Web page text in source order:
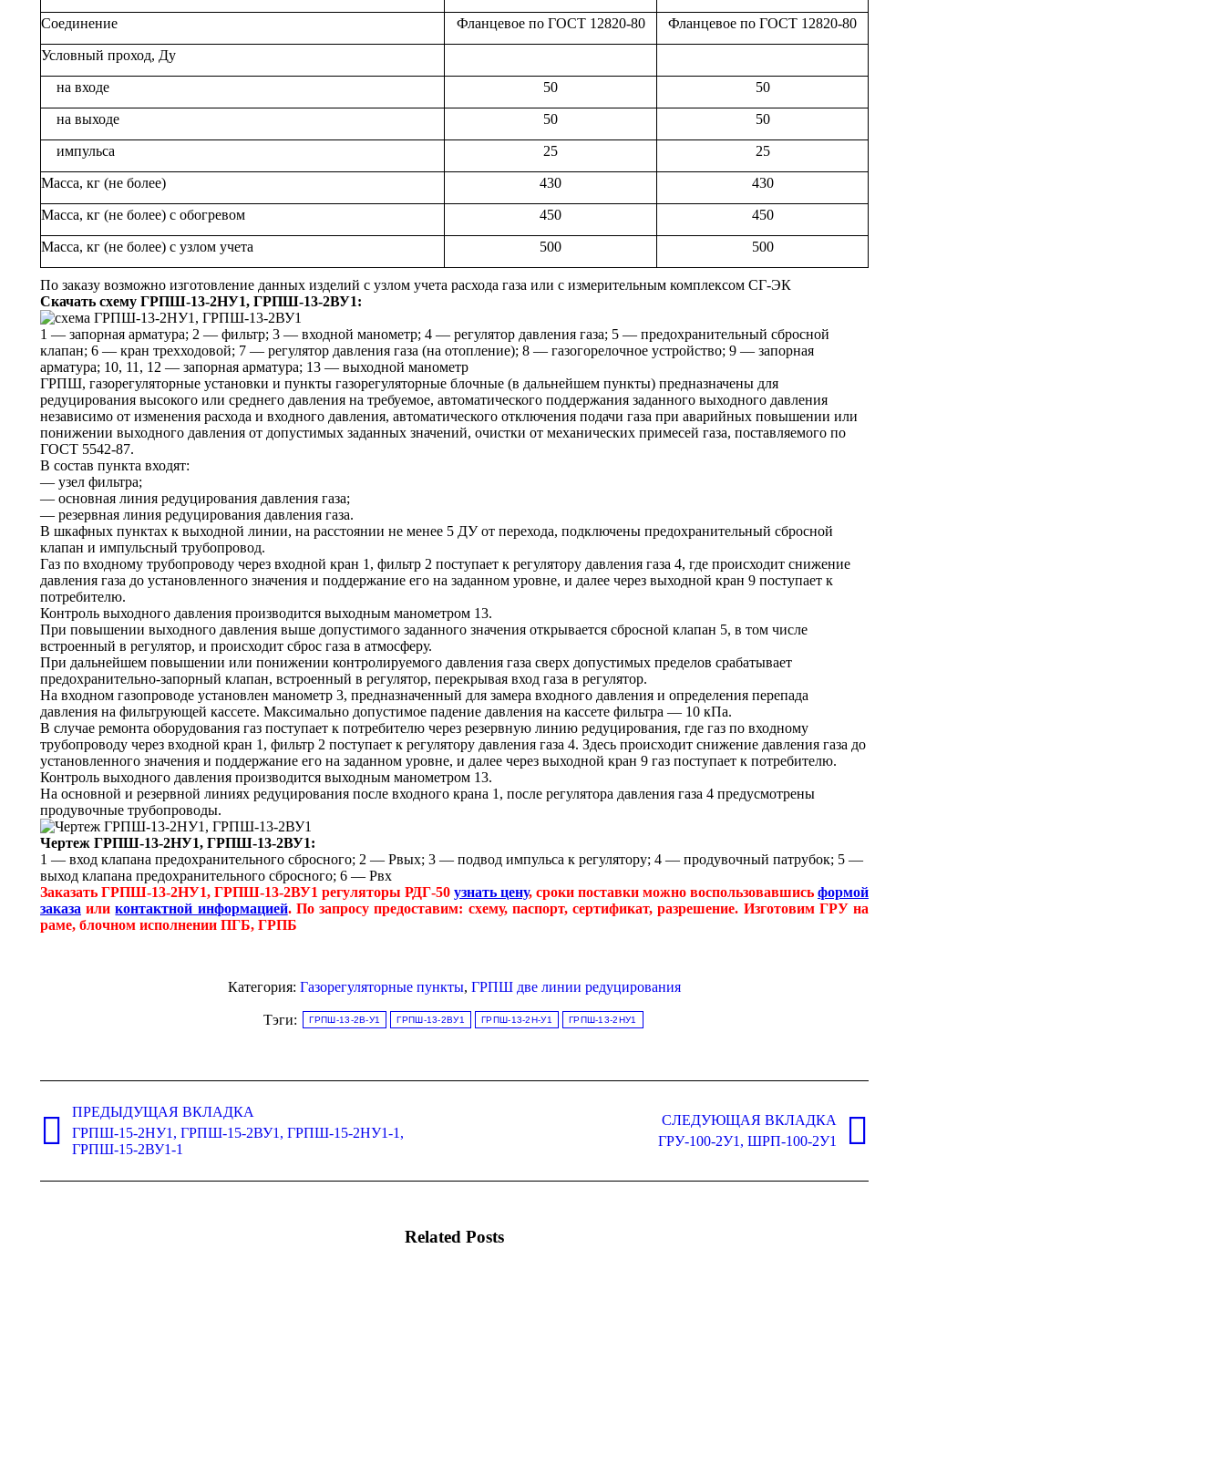
Соединение Фланцевое по ГОСТ 12820-80 Фланцевое по ГОСТ 12820-80
Условный проход, Ду
на входе 50 50
на выходе 50 50
импульса 25 25
Масса, кг (не более) 430 430
Масса, кг (не более) с обогревом 450 450
Масса, кг (не более) с узлом учета 500 500
По заказу возможно изготовление данных изделий с узлом учета расхода газа или с измерительным комплексом СГ-ЭК
Скачать схему ГРПШ-13-2НУ1, ГРПШ-13-2ВУ1:
1 — запорная арматура; 2 — фильтр; 3 — входной манометр; 4 — регулятор давления газа; 5 — предохранительный сбросной
клапан; 6 — кран трехходовой; 7 — регулятор давления газа (на отопление); 8 — газогорелочное устройство; 9 — запорная
арматура; 10, 11, 12 — запорная арматура; 13 — выходной манометр
ГРПШ, газорегуляторные установки и пункты газорегуляторные блочные (в дальнейшем пункты) предназначены для
редуцирования высокого или среднего давления на требуемое, автоматического поддержания заданного выходного давления
независимо от изменения расхода и входного давления, автоматического отключения подачи газа при аварийных повышении или
понижении выходного давления от допустимых заданных значений, очистки от механических примесей газа, поставляемого по
ГОСТ 5542-87.
В состав пункта входят:
— узел фильтра;
— основная линия редуцирования давления газа;
— резервная линия редуцирования давления газа.
В шкафных пунктах к выходной линии, на расстоянии не менее 5 ДУ от перехода, подключены предохранительный сбросной
клапан и импульсный трубопровод.
Газ по входному трубопроводу через входной кран 1, фильтр 2 поступает к регулятору давления газа 4, где происходит снижение
давления газа до установленного значения и поддержание его на заданном уровне, и далее через выходной кран 9 поступает к
потребителю.
Контроль выходного давления производится выходным манометром 13.
При повышении выходного давления выше допустимого заданного значения открывается сбросной клапан 5, в том числе
встроенный в регулятор, и происходит сброс газа в атмосферу.
При дальнейшем повышении или понижении контролируемого давления газа сверх допустимых пределов срабатывает
предохранительно-запорный клапан, встроенный в регулятор, перекрывая вход газа в регулятор.
На входном газопроводе установлен манометр 3, предназначенный для замера входного давления и определения перепада
давления на фильтрующей кассете. Максимально допустимое падение давления на кассете фильтра — 10 кПа.
В случае ремонта оборудования газ поступает к потребителю через резервную линию редуцирования, где газ по входному
трубопроводу через входной кран 1, фильтр 2 поступает к регулятору давления газа 4. Здесь происходит снижение давления газа до
установленного значения и поддержание его на заданном уровне, и далее через выходной кран 9 газ поступает к потребителю.
Контроль выходного давления производится выходным манометром 13.
На основной и резервной линиях редуцирования после входного крана 1, после регулятора давления газа 4 предусмотрены
продувочные трубопроводы.
Чертеж ГРПШ-13-2НУ1, ГРПШ-13-2ВУ1:
1 — вход клапана предохранительного сбросного; 2 — Рвых; 3 — подвод импульса к регулятору; 4 — продувочный патрубок; 5 —
выход клапана предохранительного сбросного; 6 — Рвх
Заказать ГРПШ-13-2НУ1, ГРПШ-13-2ВУ1 регуляторы РДГ-50 узнать цену, сроки поставки можно воспользовавшись формой
заказа иликонтактной информацией. По запросу предоставим: схему, паспорт, сертификат, разрешение. Изготовим ГРУ на
раме, блочном исполнении ПГБ, ГРПБ
Категория: Газорегуляторные пункты, ГРПШ две линии редуцирования
Тэги: ГРПШ-13-2В-У1 ГРПШ-13-2ВУ1 ГРПШ-13-2Н-У1 ГРПШ-13-2НУ1
по
комментариям
ПРЕДЫДУЩАЯ ВКЛАДКА
Предыдущая
вкладка
ГРПШ-15-2НУ1, ГРПШ-15-2ВУ1, ГРПШ-15-2НУ1-1,
ГРПШ-15-2ВУ1-1
СЛЕДУЮЩАЯ ВКЛАДКА
ГРУ-100-2У1, ШРП-100-2У1
Related Posts